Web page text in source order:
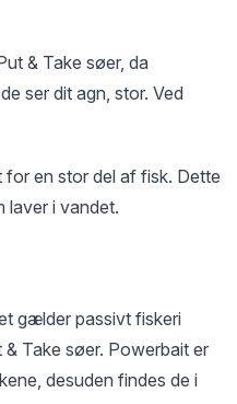
& Take søer, da
ser dit agn, stor. Ved
for en stor del af fisk. Dette
laver i vandet.
gælder passivt fiskeri
Take søer. Powerbait er
desuden findes de i